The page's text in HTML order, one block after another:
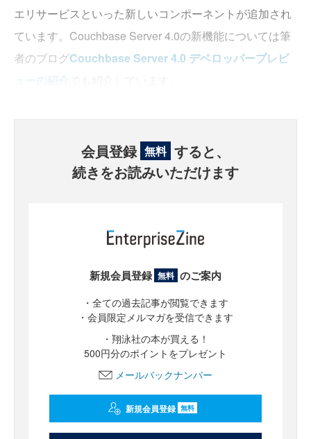
エリサービスといった新しいコンポーネントが追加され
ています。Couchbase Server 4.0の新機能については筆
者のブログCouchbase Server 4.0 デベロッパープレビ
ューの紹介
会員登録 無料 すると、
続きをお読みいただけます
新規会員登録 無料 のご案内
・全ての過去記事が閲覧できます
・会員限定メルマガを受信できます
・翔泳社の本が買える！
500円分のポイントをプレゼント
メールバックナンバー
新規会員登録 無料